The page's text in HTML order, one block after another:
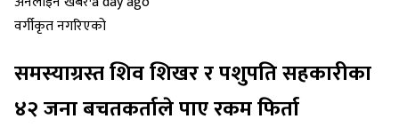
वर्गीकृत नगरिएको
समस्याग्रस्त शिव शिखर र पशुपति सहकारीका
४२ जना बचतकर्ताले पाए रकम फिर्ता